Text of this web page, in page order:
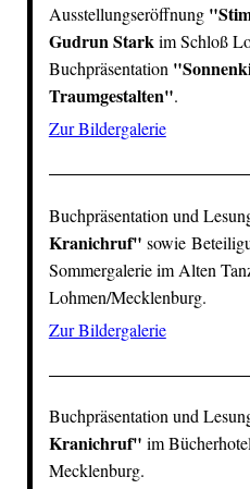
Ausstellungseröffnung
Gudrun StarkimSchloß
Buchpräsentation "
Traumgestalten".
Zur Bildergalerie
Buchpräsentation und
Kranichruf" sowie
Sommergalerie im Alten
Lohmen/Mecklenburg.
Zur Bildergalerie
Buchpräsentation und
Kranichruf" im
Mecklenburg.